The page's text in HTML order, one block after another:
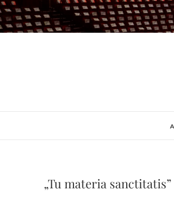
Skip
to
content
„Tu materia